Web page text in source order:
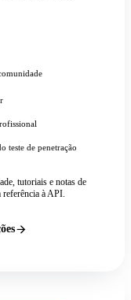
teste de penetração
tutoriais e notas de
referência à API.